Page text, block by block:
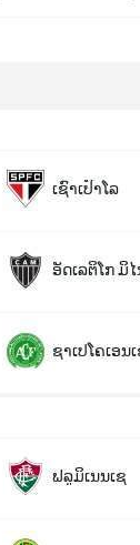
ເຊົາເປົາໂລ
ອັດເລຕິໂກ ມິໄ
ຊາເປໂຄເອນ
ຟລູມິເນນເຊ